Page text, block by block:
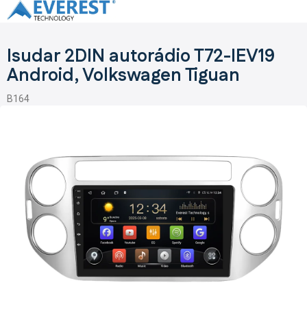
Prejsť
na
Isudar 2DIN autorádio T72-IEV19
Android, Volkswagen Tiguan
B164